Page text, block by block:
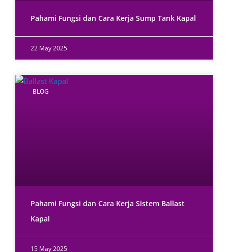
Pahami Fungsi dan Cara Kerja Sump Tank Kapal
22 May 2025
BLOG
Pahami Fungsi dan Cara Kerja Sistem Ballast
Kapal
15 May 2025